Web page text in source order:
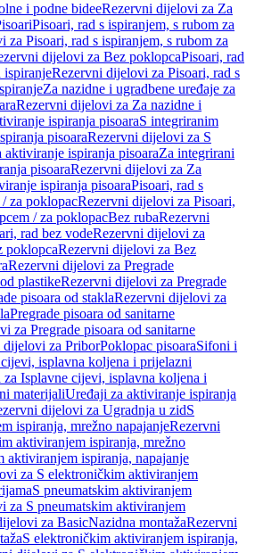
i podne bideeRezervni dijelovi za Za
Pisoari, rad s ispiranjem, s rubom za
za Pisoari, rad s ispiranjem, s rubom za
dijelovi za Bez poklopcaPisoari, rad
ispiranjeRezervni dijelovi za Pisoari, rad s
Za nazidne i ugradbene uređaje za
Rezervni dijelovi za Za nazidne i
ispiranja pisoaraS integriranim
pisoaraRezervni dijelovi za S
ispiranja pisoaraZa integrirani
pisoaraRezervni dijelovi za Za
ispiranja pisoaraPisoari, rad s
za poklopacRezervni dijelovi za Pisoari,
/ za poklopacBez rubaRezervni
rad bez vodeRezervni dijelovi za
poklopcaRezervni dijelovi za Bez
Rezervni dijelovi za Pregrade
plastikeRezervni dijelovi za Pregrade
pisoara od staklaRezervni dijelovi za
Pregrade pisoara od sanitarne
za Pregrade pisoara od sanitarne
dijelovi za PriborPoklopac pisoaraSifoni i
isplavna koljena i prijelazni
Isplavne cijevi, isplavna koljena i
materijaliUređaji za aktiviranje ispiranja
dijelovi za Ugradnja u zidS
ispiranja, mrežno napajanjeRezervni
aktiviranjem ispiranja, mrežno
aktiviranjem ispiranja, napajanje
za S elektroničkim aktiviranjem
S pneumatskim aktiviranjem
za S pneumatskim aktiviranjem
za BasicNazidna montažaRezervni
S elektroničkim aktiviranjem ispiranja,